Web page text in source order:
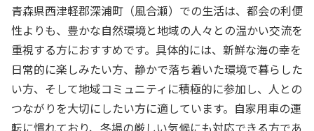
青森県西津軽郡深浦町（風合瀬）での生活は、都会の利便
性よりも、豊かな自然環境と地域の人々との温かい交流を
重視する方におすすめです。具体的には、新鮮な海の幸を
日常的に楽しみたい方、静かで落ち着いた環境で暮らした
い方、そして地域コミュニティに積極的に参加し、人との
つながりを大切にしたい方に適しています。自家用車の運
転に慣れており、冬場の厳しい気候にも対応できる方であ